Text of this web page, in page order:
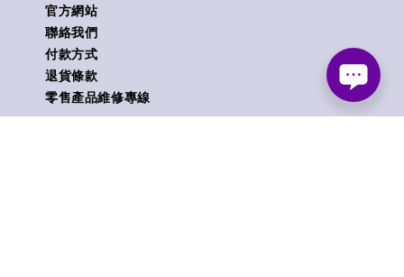
官方網站
聯絡我們
付款方式
退貨條款
零售產品維修專線